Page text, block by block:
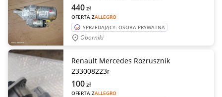
OFERTA ZALLEGRO
440zł
SPRZEDAJĄCY: OSOBA PRYWATNA
Oborniki
Renault Mercedes Rozrusznik
233008223r
OFERTA ZALLEGRO
100zł